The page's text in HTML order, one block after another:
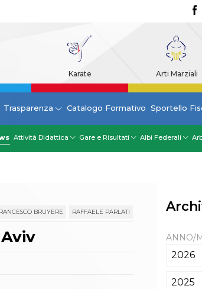
Karate Arti Marziali
Trasparenza Catalogo Formativo Sportello
Attività Didattica Gare e Risultati Albi Federali
BRUYERE RAFFAELE PARLATI
ANNO/
2026
2025